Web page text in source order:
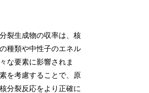
裂生成物の収率は、核
種類や中性子のエネル
な要素に影響されま
を考慮することで、原
分裂反応をより正確に